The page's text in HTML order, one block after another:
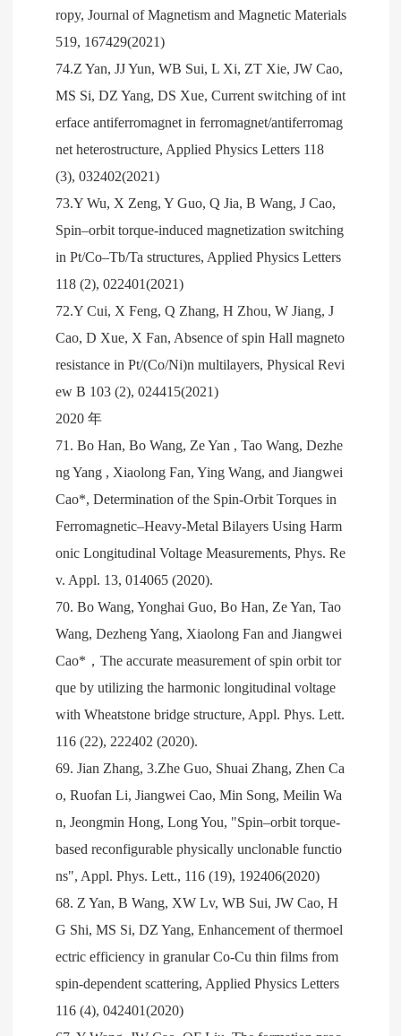
ropy, Journal of Magnetism and Magnetic Materials
519, 167429(2021)
74.Z Yan, JJ Yun, WB Sui, L Xi, ZT Xie, JW Cao,
MS Si, DZ Yang, DS Xue, Current switching of int
erface antiferromagnet in ferromagnet/antiferromag
net heterostructure, Applied Physics Letters 118
(3), 032402(2021)
73.Y Wu, X Zeng, Y Guo, Q Jia, B Wang, J Cao,
Spin–orbit torque-induced magnetization switching
in Pt/Co–Tb/Ta structures, Applied Physics Letters
118 (2), 022401(2021)
72.Y Cui, X Feng, Q Zhang, H Zhou, W Jiang, J
Cao, D Xue, X Fan, Absence of spin Hall magneto
resistance in Pt/(Co/Ni)n multilayers, Physical Revi
ew B 103 (2), 024415(2021)
2020 年
71. Bo Han, Bo Wang, Ze Yan , Tao Wang, Dezhe
ng Yang , Xiaolong Fan, Ying Wang, and Jiangwei
Cao*, Determination of the Spin-Orbit Torques in
Ferromagnetic–Heavy-Metal Bilayers Using Harm
onic Longitudinal Voltage Measurements, Phys. Re
v. Appl. 13, 014065 (2020).
70. Bo Wang, Yonghai Guo, Bo Han, Ze Yan, Tao
Wang, Dezheng Yang, Xiaolong Fan and Jiangwei
Cao*，The accurate measurement of spin orbit tor
que by utilizing the harmonic longitudinal voltage
with Wheatstone bridge structure, Appl. Phys. Lett.
116 (22), 222402 (2020).
69. Jian Zhang, 3.Zhe Guo, Shuai Zhang, Zhen Ca
o, Ruofan Li, Jiangwei Cao, Min Song, Meilin Wa
n, Jeongmin Hong, Long You, "Spin–orbit torque-
based reconfigurable physically unclonable functio
ns", Appl. Phys. Lett., 116 (19), 192406(2020)
68. Z Yan, B Wang, XW Lv, WB Sui, JW Cao, H
G Shi, MS Si, DZ Yang, Enhancement of thermoel
ectric efficiency in granular Co-Cu thin films from
spin-dependent scattering, Applied Physics Letters
116 (4), 042401(2020)